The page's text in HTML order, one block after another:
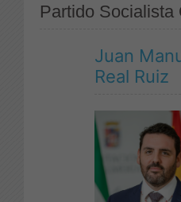
Partido Socialista
Juan
Real Ruiz